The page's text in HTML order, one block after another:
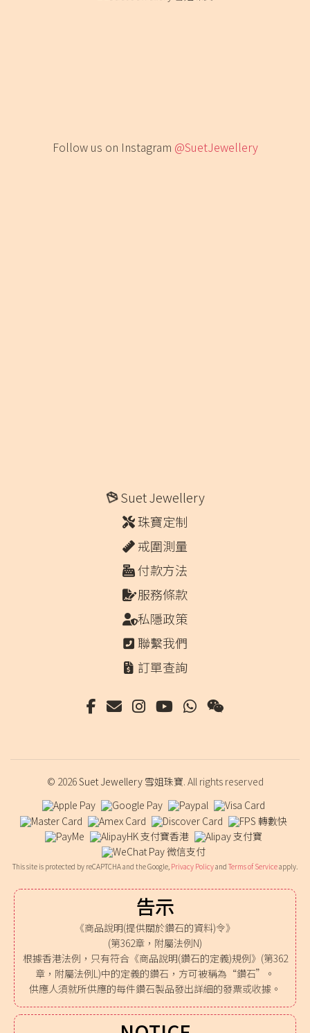
Follow us on Instagram @SuetJewellery
Suet Jewellery
珠寶定制
戒圍測量
付款方法
服務條款
私隱政策
聯繫我們
訂單查詢
© 2026Suet Jewellery 雪姐珠寶. All rights reserved
This site is protected by reCAPTCHA and the Google, Privacy Policyand Terms of Serviceapply.
告示
《商品說明(提供關於鑽石的資料)令》
(第362章，附屬法例N)
根據香港法例，只有符合《商品說明(鑽石的定義)規例》(第362
章，附屬法例L)中的定義的鑽石，方可被稱為“鑽石”。
供應人須就所供應的每件鑽石製品發出詳細的發票或收據。